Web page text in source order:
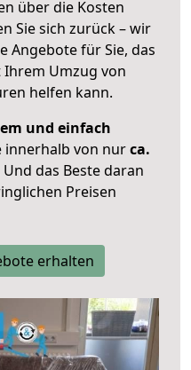
über die Kosten
Sie sich zurück – wir
Angebote für Sie, das
Ihrem Umzug von
helfen kann.
und einfach
innerhalb von nurca.
das Beste daran
Preisen
erhalten